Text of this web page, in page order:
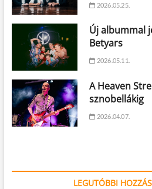
2026.05.25.
Új albummal
Betyars
2026.05.11.
A Heaven
sznobellákig
2026.04.07.
LEGUTÓBBI